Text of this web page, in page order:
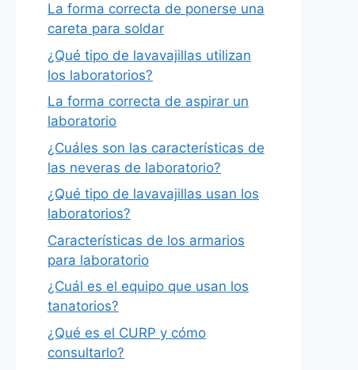
La forma correcta de ponerse una
careta para soldar
¿Qué tipo de lavavajillas utilizan
los laboratorios?
La forma correcta de aspirar un
laboratorio
¿Cuáles son las características de
las neveras de laboratorio?
¿Qué tipo de lavavajillas usan los
laboratorios?
Características de los armarios
para laboratorio
¿Cuál es el equipo que usan los
tanatorios?
¿Qué es el CURP y cómo
consultarlo?